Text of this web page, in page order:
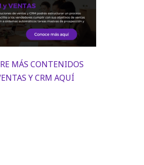
MÁS CONTENIDOS
Y CRM AQUÍ